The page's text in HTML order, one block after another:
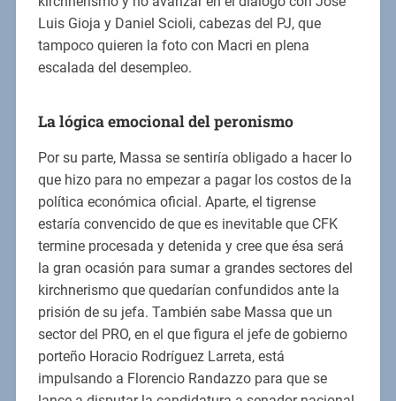
Luis Gioja y Daniel Scioli, cabezas del PJ, que
tampoco quieren la foto con Macri en plena
escalada del desempleo.
La lógica emocional del peronismo
Por su parte, Massa se sentiría obligado a hacer lo
que hizo para no empezar a pagar los costos de la
política económica oficial. Aparte, el tigrense
estaría convencido de que es inevitable que CFK
termine procesada y detenida y cree que ésa será
la gran ocasión para sumar a grandes sectores del
kirchnerismo que quedarían confundidos ante la
prisión de su jefa. También sabe Massa que un
sector del PRO, en el que figura el jefe de gobierno
porteño Horacio Rodríguez Larreta, está
impulsando a Florencio Randazzo para que se